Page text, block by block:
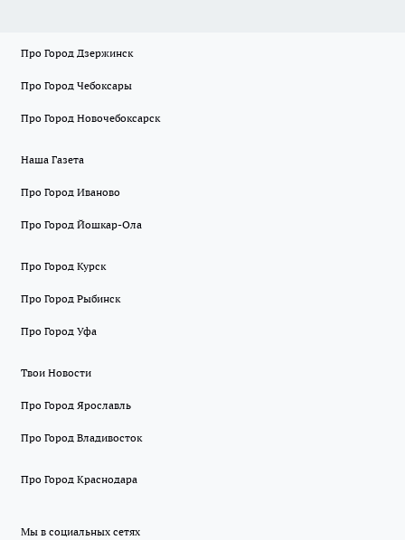
Про Город Дзержинск
Про Город Чебоксары
Про Город Новочебоксарск
Наша Газета
Про Город Иваново
Про Город Йошкар-Ола
Про Город Курск
Про Город Рыбинск
Про Город Уфа
Твои Новости
Про Город Ярославль
Про Город Владивосток
Про Город Краснодара
Мы в социальных сетях